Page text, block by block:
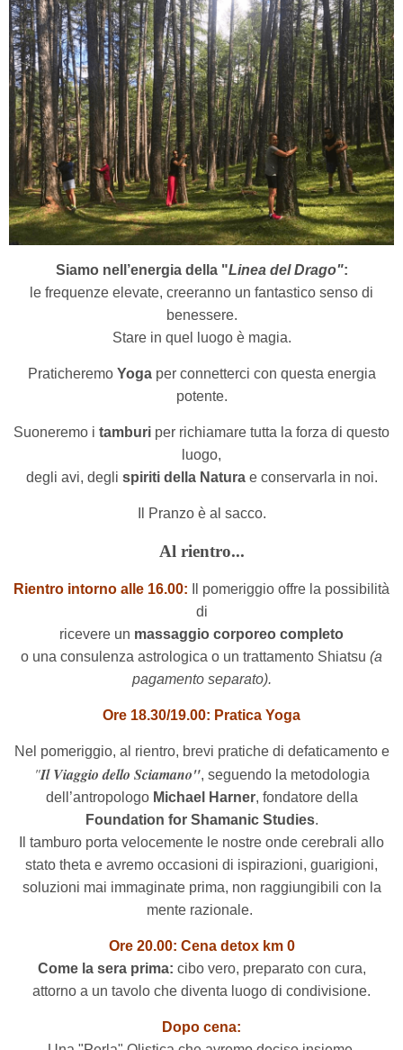
Siamo nell’energia della "Linea del Drago":
le frequenze elevate, creeranno un fantastico senso di
benessere.
Stare in quel luogo è magia.
Praticheremo Yogaper connetterci con questa energia
potente.
Suoneremo i tamburi per richiamare tutta la forza di questo
luogo,
degli avi, degli spiriti della Natura e conservarla in noi.
Il Pranzo è al sacco.
Al rientro...
Rientro intorno alle 16.00:
Il pomeriggio offre la possibilità
di
ricevere un massaggio corporeo completo
o una consulenza astrologica o un trattamento Shiatsu (a
pagamento separato).
Ore 18.30/19.00: Pratica Yoga
Nel pomeriggio, al rientro, brevi pratiche di defaticamento e
"Il Viaggio dello Sciamano", seguendo la metodologia
dell’antropologo Michael Harner, fondatore della
Foundation for Shamanic Studies.
Il tamburo porta velocemente le nostre onde cerebrali allo
stato theta e avremo occasioni di ispirazioni, guarigioni,
soluzioni mai immaginate prima, non raggiungibili con la
mente razionale.
Ore 20.00: Cena detox km 0
Come la sera prima: cibo vero, preparato con cura,
attorno a un tavolo che diventa luogo di condivisione.
Dopo cena: